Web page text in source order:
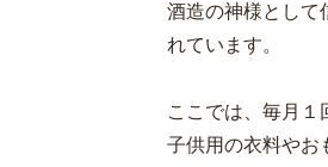
酒造の神様として
れています。
ここでは、毎月１
子供用の衣料やお